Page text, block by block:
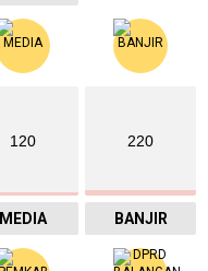
120
MEDIA
220
BANJIR